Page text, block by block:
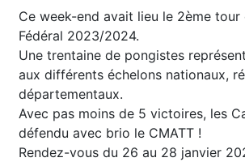
Ce week-end avait lieu le 2ème tour
Fédéral 2023/2024.
Une trentaine de pongistes
aux différents échelons nationaux,
départementaux.
Avec pas moins de 5 victoires, les
défendu avec brio le CMATT !
Rendez-vous du 26 au 28 janvier